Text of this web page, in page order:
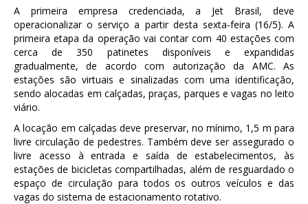
A primeira empresa credenciada, a Jet Brasil, deve
operacionalizar o serviço a partir desta sexta-feira (16/5). A
primeira etapa da operação vai contar com 40 estações com
cerca de 350 patinetes disponíveis e expandidas
gradualmente, de acordo com autorização da AMC. As
estações são virtuais e sinalizadas com uma identificação,
sendo alocadas em calçadas, praças, parques e vagas no leito
viário.
A locação em calçadas deve preservar, no mínimo, 1,5 m para
livre circulação de pedestres. Também deve ser assegurado o
livre acesso à entrada e saída de estabelecimentos, às
estações de bicicletas compartilhadas, além de resguardado o
espaço de circulação para todos os outros veículos e das
vagas do sistema de estacionamento rotativo.